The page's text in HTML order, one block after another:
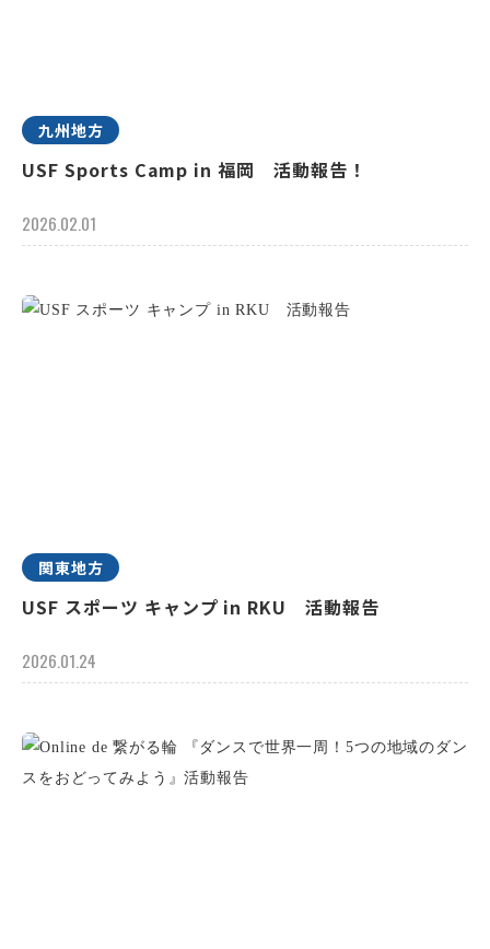
九州地方
USF Sports Camp in 福岡 活動報告！
2026.02.01
関東地方
USF スポーツ キャンプ in RKU 活動報告
2026.01.24